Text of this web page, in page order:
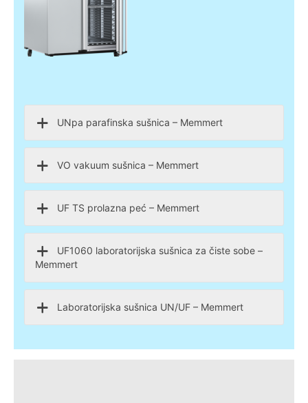
UNpa parafinska sušnica – Memmert
VO vakuum sušnica – Memmert
UF TS prolazna peć – Memmert
UF1060 laboratorijska sušnica za čiste sobe –
Memmert
Laboratorijska sušnica UN/UF – Memmert